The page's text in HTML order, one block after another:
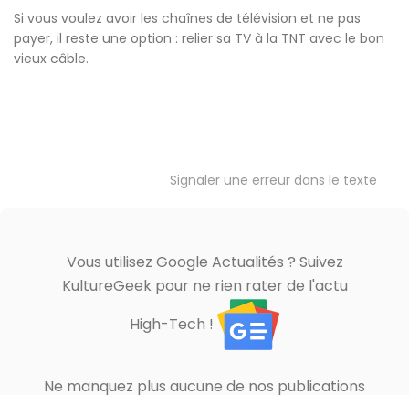
Si vous voulez avoir les chaînes de télévision et ne pas
payer, il reste une option : relier sa TV à la TNT avec le bon
vieux câble.
Signaler une erreur dans le texte
Vous utilisez Google Actualités ? Suivez
KultureGeek pour ne rien rater de l'actu
High-Tech !
Ne manquez plus aucune de nos publications